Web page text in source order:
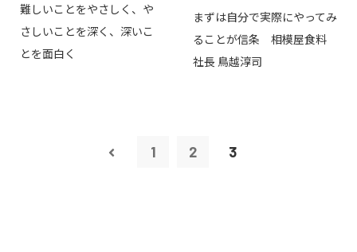
難しいことをやさしく、や
さしいことを深く、深いこ
とを面白く
まずは自分で実際にやってみ
ることが信条 相模屋食料
社長 鳥越淳司
1 2 3